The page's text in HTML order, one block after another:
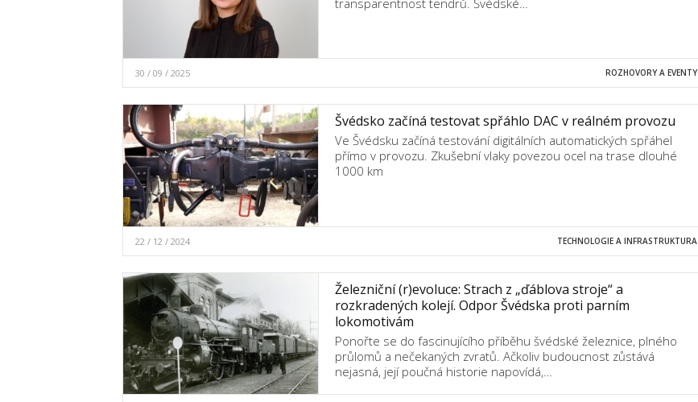
transparentnost tendrů. Švédské…
30 / 09 / 2025 ROZHOVORY A EVENTY
Švédsko začíná testovat spřáhlo DAC v reálném provozu
Ve Švédsku začíná testování digitálních automatických spřáhel
přímo v provozu. Zkušební vlaky povezou ocel na trase dlouhé
1000 km
22 / 12 / 2024 TECHNOLOGIE A INFRASTRUKTURA
Železniční (r)evoluce: Strach z „ďáblova stroje“ a
rozkradených kolejí. Odpor Švédska proti parním
lokomotivám
Ponořte se do fascinujícího příběhu švédské železnice, plného
průlomů a nečekaných zvratů. Ačkoliv budoucnost zůstává
nejasná, její poučná historie napovídá,…